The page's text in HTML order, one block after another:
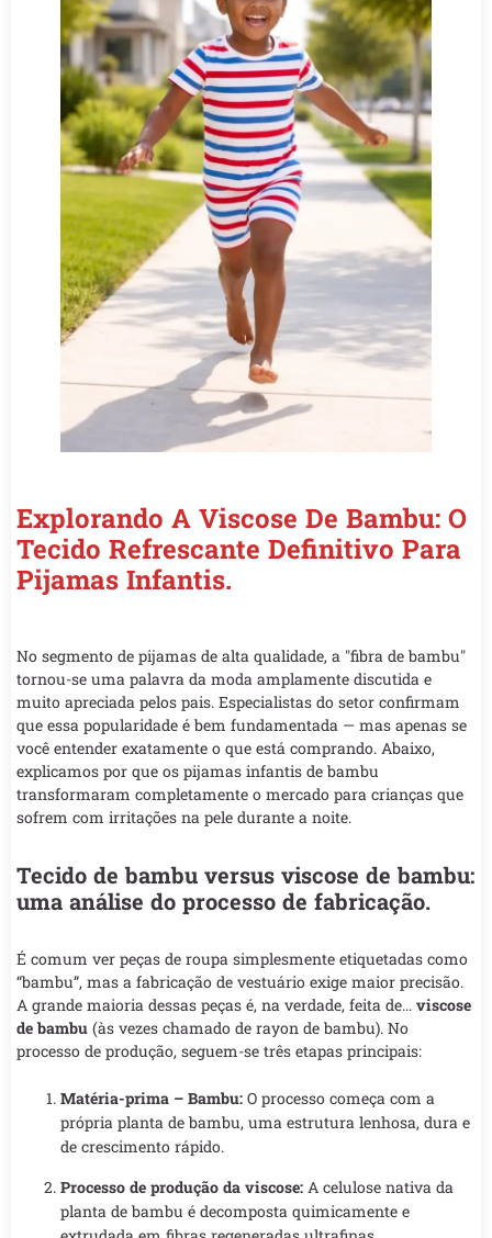
Explorando A Viscose De Bambu: O
Tecido Refrescante Definitivo Para
Pijamas Infantis.
No segmento de pijamas de alta qualidade, a "fibra de bambu"
tornou-se uma palavra da moda amplamente discutida e
muito apreciada pelos pais. Especialistas do setor confirmam
que essa popularidade é bem fundamentada — mas apenas se
você entender exatamente o que está comprando. Abaixo,
explicamos por que os pijamas infantis de bambu
transformaram completamente o mercado para crianças que
sofrem com irritações na pele durante a noite.
Tecido de bambu versus viscose de bambu:
uma análise do processo de fabricação.
É comum ver peças de roupa simplesmente etiquetadas como
“bambu”, mas a fabricação de vestuário exige maior precisão.
A grande maioria dessas peças é, na verdade, feita de... viscose
de bambu (às vezes chamado de rayon de bambu). No
processo de produção, seguem-se três etapas principais:
Matéria-prima – Bambu: O processo começa com a
própria planta de bambu, uma estrutura lenhosa, dura e
de crescimento rápido.
Processo de produção da viscose: A celulose nativa da
planta de bambu é decomposta quimicamente e